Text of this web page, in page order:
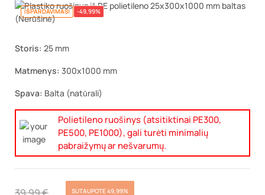
IŠPARDAVIMAS! -49,99%
Storis: 25 mm
Matmenys: 300x1000 mm
Spava: Balta (natūrali)
Polietileno ruošinys (atsitiktinai PE300,
PE500, PE1000), gali turėti minimalių
pabraižymų ar nešvarumų.
SUTAUPOTE 49,99%